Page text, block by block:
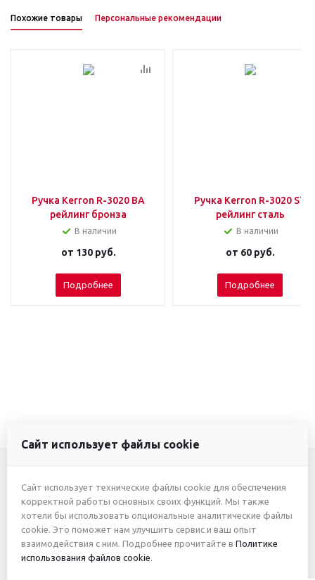
Похожие товары Персональные рекомендации
Ручка Kerron R-3020 BA
рейлинг бронза
В наличии
от 130 руб.
Подробнее
Ручка Kerron R-3020 ST
рейлинг сталь
В наличии
от 60 руб.
Подробнее
+7 (3412) 46-7777
+7 (912) 746-00-77
Сайт использует файлы cookie
Сайт использует технические файлы cookie для обеспечения
корректной работы основных своих функций. Мы также
хотели бы использовать опциональные аналитические файлы
cookie. Это поможет нам улучшить сервис и ваш опыт
взаимодействия с ним. Подробнее прочитайте в Политике
использования файлов cookie.